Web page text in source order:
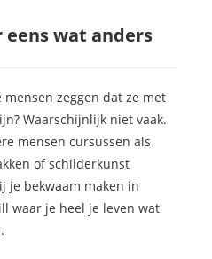
eens wat anders
mensen zeggen dat ze met
Waarschijnlijk niet vaak.
mensen cursussen als
of schilderkunst
je bekwaam maken in
waar je heel je leven wat